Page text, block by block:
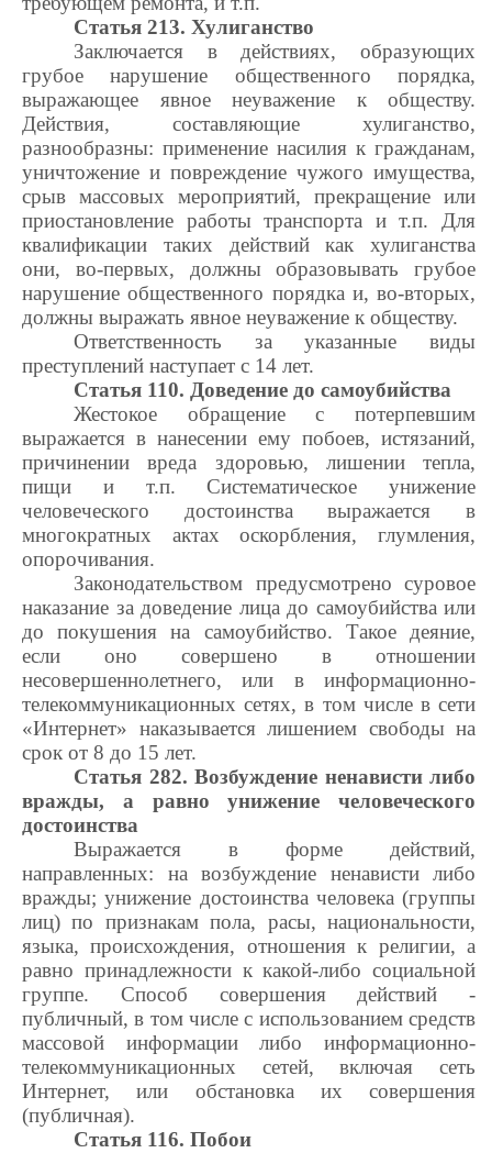
Статья 213. Хулиганство
Заключается в действиях, образующих
грубое нарушение общественного порядка,
выражающее явное неуважение к обществу.
Действия, составляющие хулиганство,
разнообразны: применение насилия к гражданам,
уничтожение и повреждение чужого имущества,
срыв массовых мероприятий, прекращение или
приостановление работы транспорта и т.п. Для
квалификации таких действий как хулиганства
они, во-первых, должны образовывать грубое
нарушение общественного порядка и, во-вторых,
должны выражать явное неуважение к обществу.
Ответственность за указанные виды
преступлений наступает с 14 лет.
Статья 110. Доведение до самоубийства
Жестокое обращение с потерпевшим
выражается в нанесении ему побоев, истязаний,
причинении вреда здоровью, лишении тепла,
пищи и т.п. Систематическое унижение
человеческого достоинства выражается в
многократных актах оскорбления, глумления,
опорочивания.
Законодательством предусмотрено суровое
наказание за доведение лица до самоубийства или
до покушения на самоубийство. Такое деяние,
если оно совершено в отношении
несовершеннолетнего, или в информационно-
телекоммуникационных сетях, в том числе в сети
«Интернет» наказывается лишением свободы на
срок от 8 до 15 лет.
Статья 282. Возбуждение ненависти либо
вражды, а равно унижение человеческого
достоинства
Выражается в форме действий,
направленных: на возбуждение ненависти либо
вражды; унижение достоинства человека (группы
лиц) по признакам пола, расы, национальности,
языка, происхождения, отношения к религии, а
равно принадлежности к какой-либо социальной
группе. Способ совершения действий -
публичный, в том числе с использованием средств
массовой информации либо информационно-
телекоммуникационных сетей, включая сеть
Интернет, или обстановка их совершения
(публичная).
Статья 116. Побои